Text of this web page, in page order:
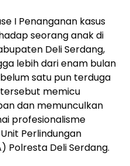
I Penanganan kasus
seorang anak di
Deli Serdang,
lebih dari enam bulan
satu pun terduga
memicu
dan memunculkan
profesionalisme
Perlindungan
Polresta Deli Serdang.